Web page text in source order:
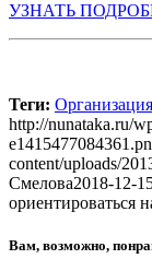
УЗНАТЬ
Теги:
http://nunataka.ru/
content/uploads/
Смелова2018-12-
ориентироваться
Вам, возможно,